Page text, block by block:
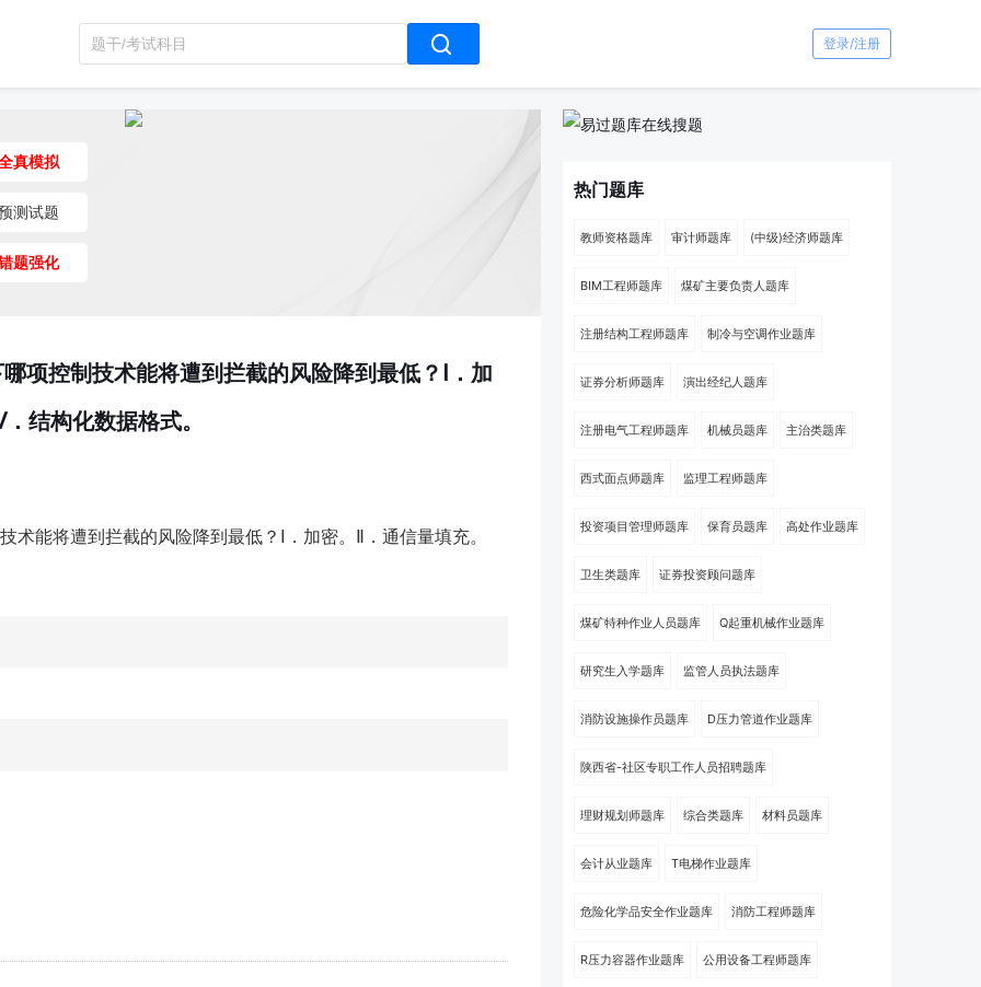
登录/注册
真模拟
测试题
题强化
项控制技术能将遭到拦截的风险降到最低？Ⅰ．加
结构化数据格式。
能将遭到拦截的风险降到最低？Ⅰ．加密。Ⅱ．通信量填充。
热门题库
教师资格题库 审计师题库 (中级)经济师题库
BIM工程师题库 煤矿主要负责人题库
注册结构工程师题库 制冷与空调作业题库
证券分析师题库 演出经纪人题库
注册电气工程师题库 机械员题库 主治类题库
西式面点师题库 监理工程师题库
投资项目管理师题库 保育员题库 高处作业题库
卫生类题库 证券投资顾问题库
煤矿特种作业人员题库 Q起重机械作业题库
研究生入学题库 监管人员执法题库
消防设施操作员题库 D压力管道作业题库
陕西省-社区专职工作人员招聘题库
理财规划师题库 综合类题库 材料员题库
会计从业题库 T电梯作业题库
危险化学品安全作业题库 消防工程师题库
R压力容器作业题库 公用设备工程师题库